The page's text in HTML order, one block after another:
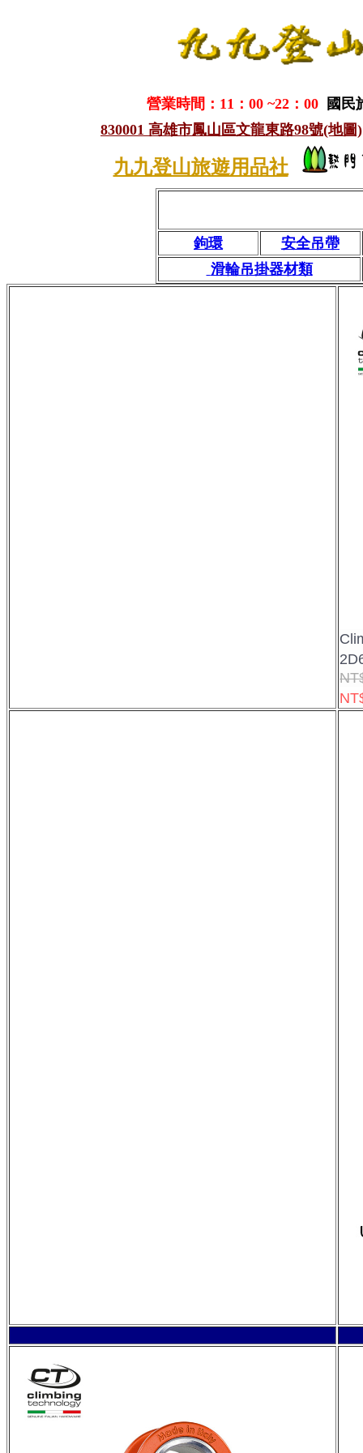
營業時間：11：00 ~22：00
國民
830001 高雄市鳳山區文龍東路98號(地圖)
九九登山旅遊用品社
鉤環
安全吊帶
滑輪吊掛器材類